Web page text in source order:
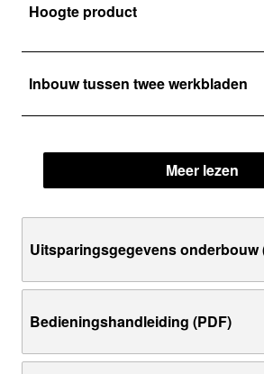
Hoogte product
Inbouw tussen twee werkbladen
Meer lezen
Uitsparingsgegevens onderbouw
Bedieningshandleiding (PDF)